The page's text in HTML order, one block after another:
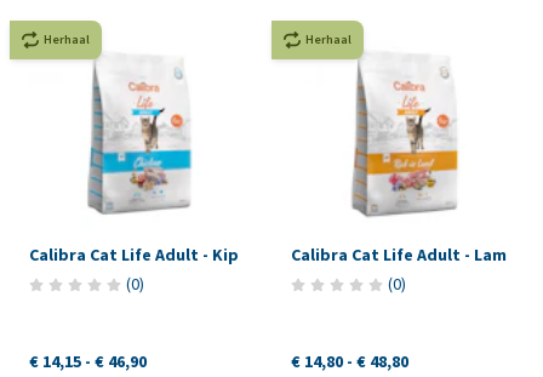
Herhaal
Calibra Cat Life Adult - Kip
(0)
€ 14,15 - € 46,90
Herhaal
Calibra Cat Life Adult - Lam
(0)
€ 14,80 - € 48,80